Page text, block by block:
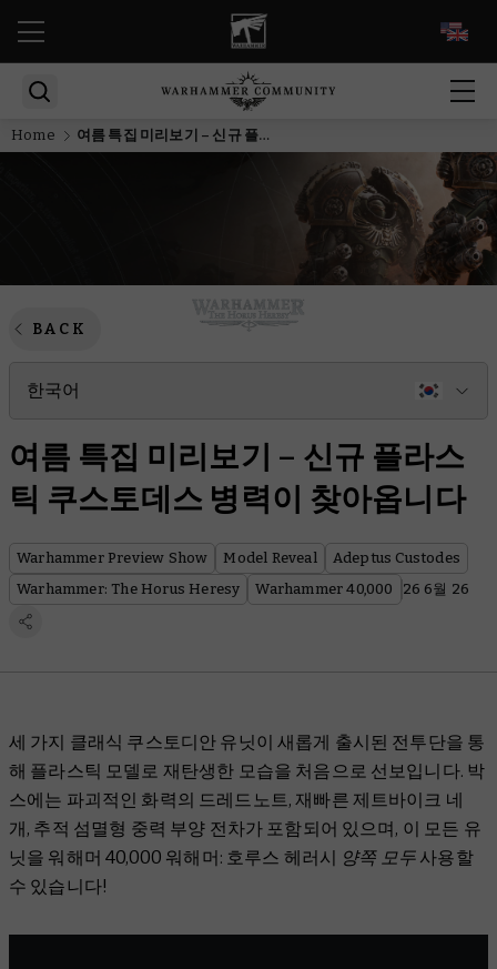
Home 여름 특집 미리보기 – 신규 플라스틱 쿠스토데스 병력이 찾아옵니다
BACK
한국어
여름 특집 미리보기 – 신규 플라스
틱 쿠스토데스 병력이 찾아옵니다
Warhammer Preview Show Model Reveal
Adeptus Custodes
Warhammer: The Horus Heresy
Warhammer 40,000 26 6월 26
세 가지 클래식 쿠스토디안 유닛이 새롭게 출시된 전투단을 통
해 플라스틱 모델로 재탄생한 모습을 처음으로 선보입니다. 박
스에는 파괴적인 화력의 드레드노트, 재빠른 제트바이크 네
개, 추적 섬멸형 중력 부양 전차가 포함되어 있으며, 이 모든 유
닛을 워해머 40,000 워해머: 호루스 헤러시 양쪽 모두 사용할
수 있습니다!